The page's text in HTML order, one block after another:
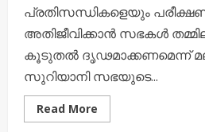
പ്രതിസന്ധികളെയും
അതിജീവിക്കാൻ സഭകൾ
കൂടുതൽ ദൃഢമാക്കണമെന്ന്
സുറിയാനി സഭയുടെ...
Read More
more